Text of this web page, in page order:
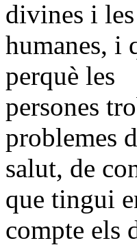
divines i les
humanes, i
perquè les
persones
problemes
salut, de
que tingui
compte els